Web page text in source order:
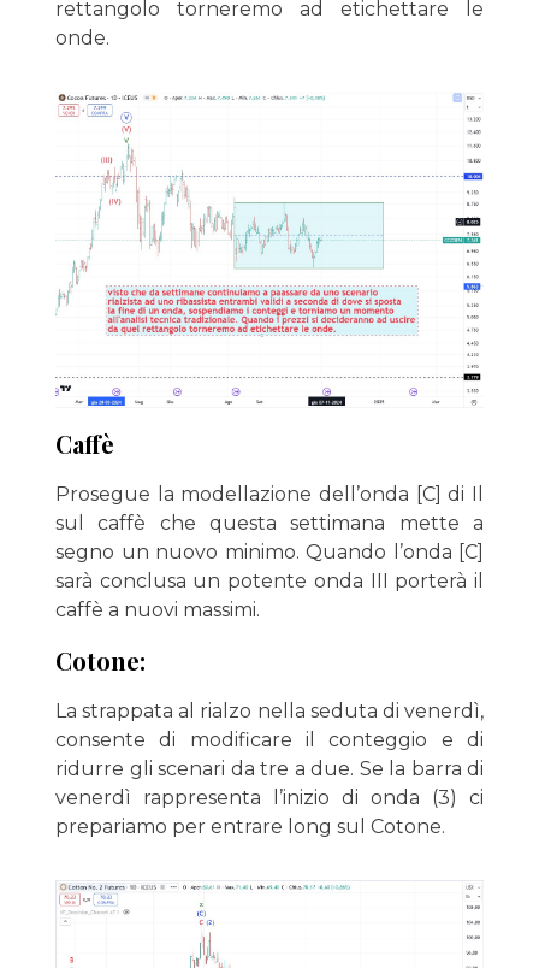
rettangolo torneremo ad etichettare le
onde.
Caffè
Prosegue la modellazione dell’onda [C] di Il
sul caffè che questa settimana mette a
segno un nuovo minimo. Quando l’onda [C]
sarà conclusa un potente onda III porterà il
caffè a nuovi massimi.
Cotone:
La strappata al rialzo nella seduta di venerdì,
consente di modificare il conteggio e di
ridurre gli scenari da tre a due. Se la barra di
venerdì rappresenta l’inizio di onda (3) ci
prepariamo per entrare long sul Cotone.